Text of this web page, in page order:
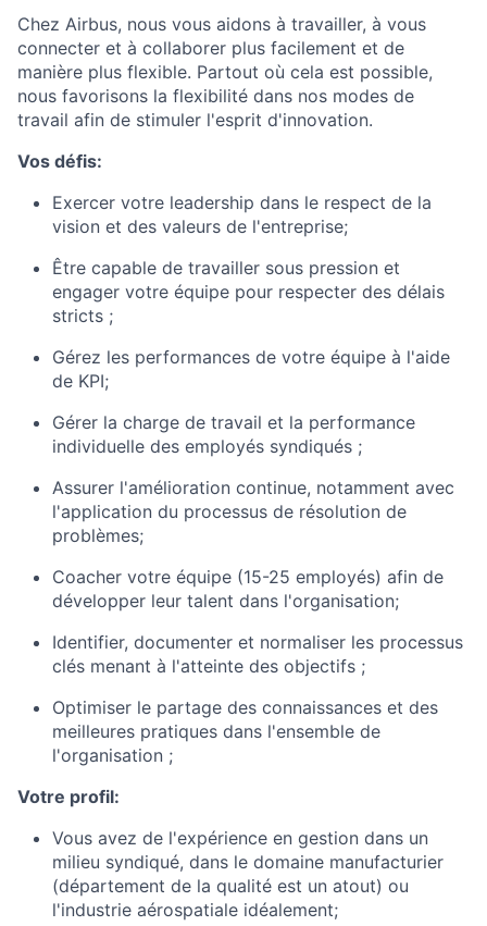
Chez Airbus, nous vous aidons à travailler, à vous
connecter et à collaborer plus facilement et de
manière plus flexible. Partout où cela est possible,
nous favorisons la flexibilité dans nos modes de
travail afin de stimuler l'esprit d'innovation.
Vos défis:
Exercer votre leadership dans le respect de la
vision et des valeurs de l'entreprise;
Être capable de travailler sous pression et
engager votre équipe pour respecter des délais
stricts ;
Gérez les performances de votre équipe à l'aide
de KPI;
Gérer la charge de travail et la performance
individuelle des employés syndiqués ;
Assurer l'amélioration continue, notamment avec
l'application du processus de résolution de
problèmes;
Coacher votre équipe (15-25 employés) afin de
développer leur talent dans l'organisation;
Identifier, documenter et normaliser les processus
clés menant à l'atteinte des objectifs ;
Optimiser le partage des connaissances et des
meilleures pratiques dans l'ensemble de
l'organisation ;
Votre profil:
Vous avez de l'expérience en gestion dans un
milieu syndiqué, dans le domaine manufacturier
(département de la qualité est un atout) ou
l'industrie aérospatiale idéalement;